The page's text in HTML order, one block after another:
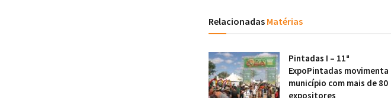
Relacionadas Matérias
Pintadas I – 11ª
ExpoPintadas movimenta
município com mais de 80
expositores